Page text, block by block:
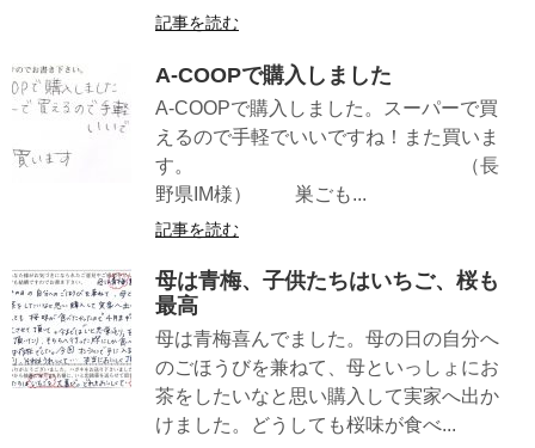
記事を読む
A-COOPで購入しました
A-COOPで購入しました。スーパーで買
えるので手軽でいいですね！また買いま
す。 （長
野県IM様） 巣ごも...
記事を読む
母は青梅、子供たちはいちご、桜も
最高
母は青梅喜んでました。母の日の自分へ
のごほうびを兼ねて、母といっしょにお
茶をしたいなと思い購入して実家へ出か
けました。どうしても桜味が食べ...